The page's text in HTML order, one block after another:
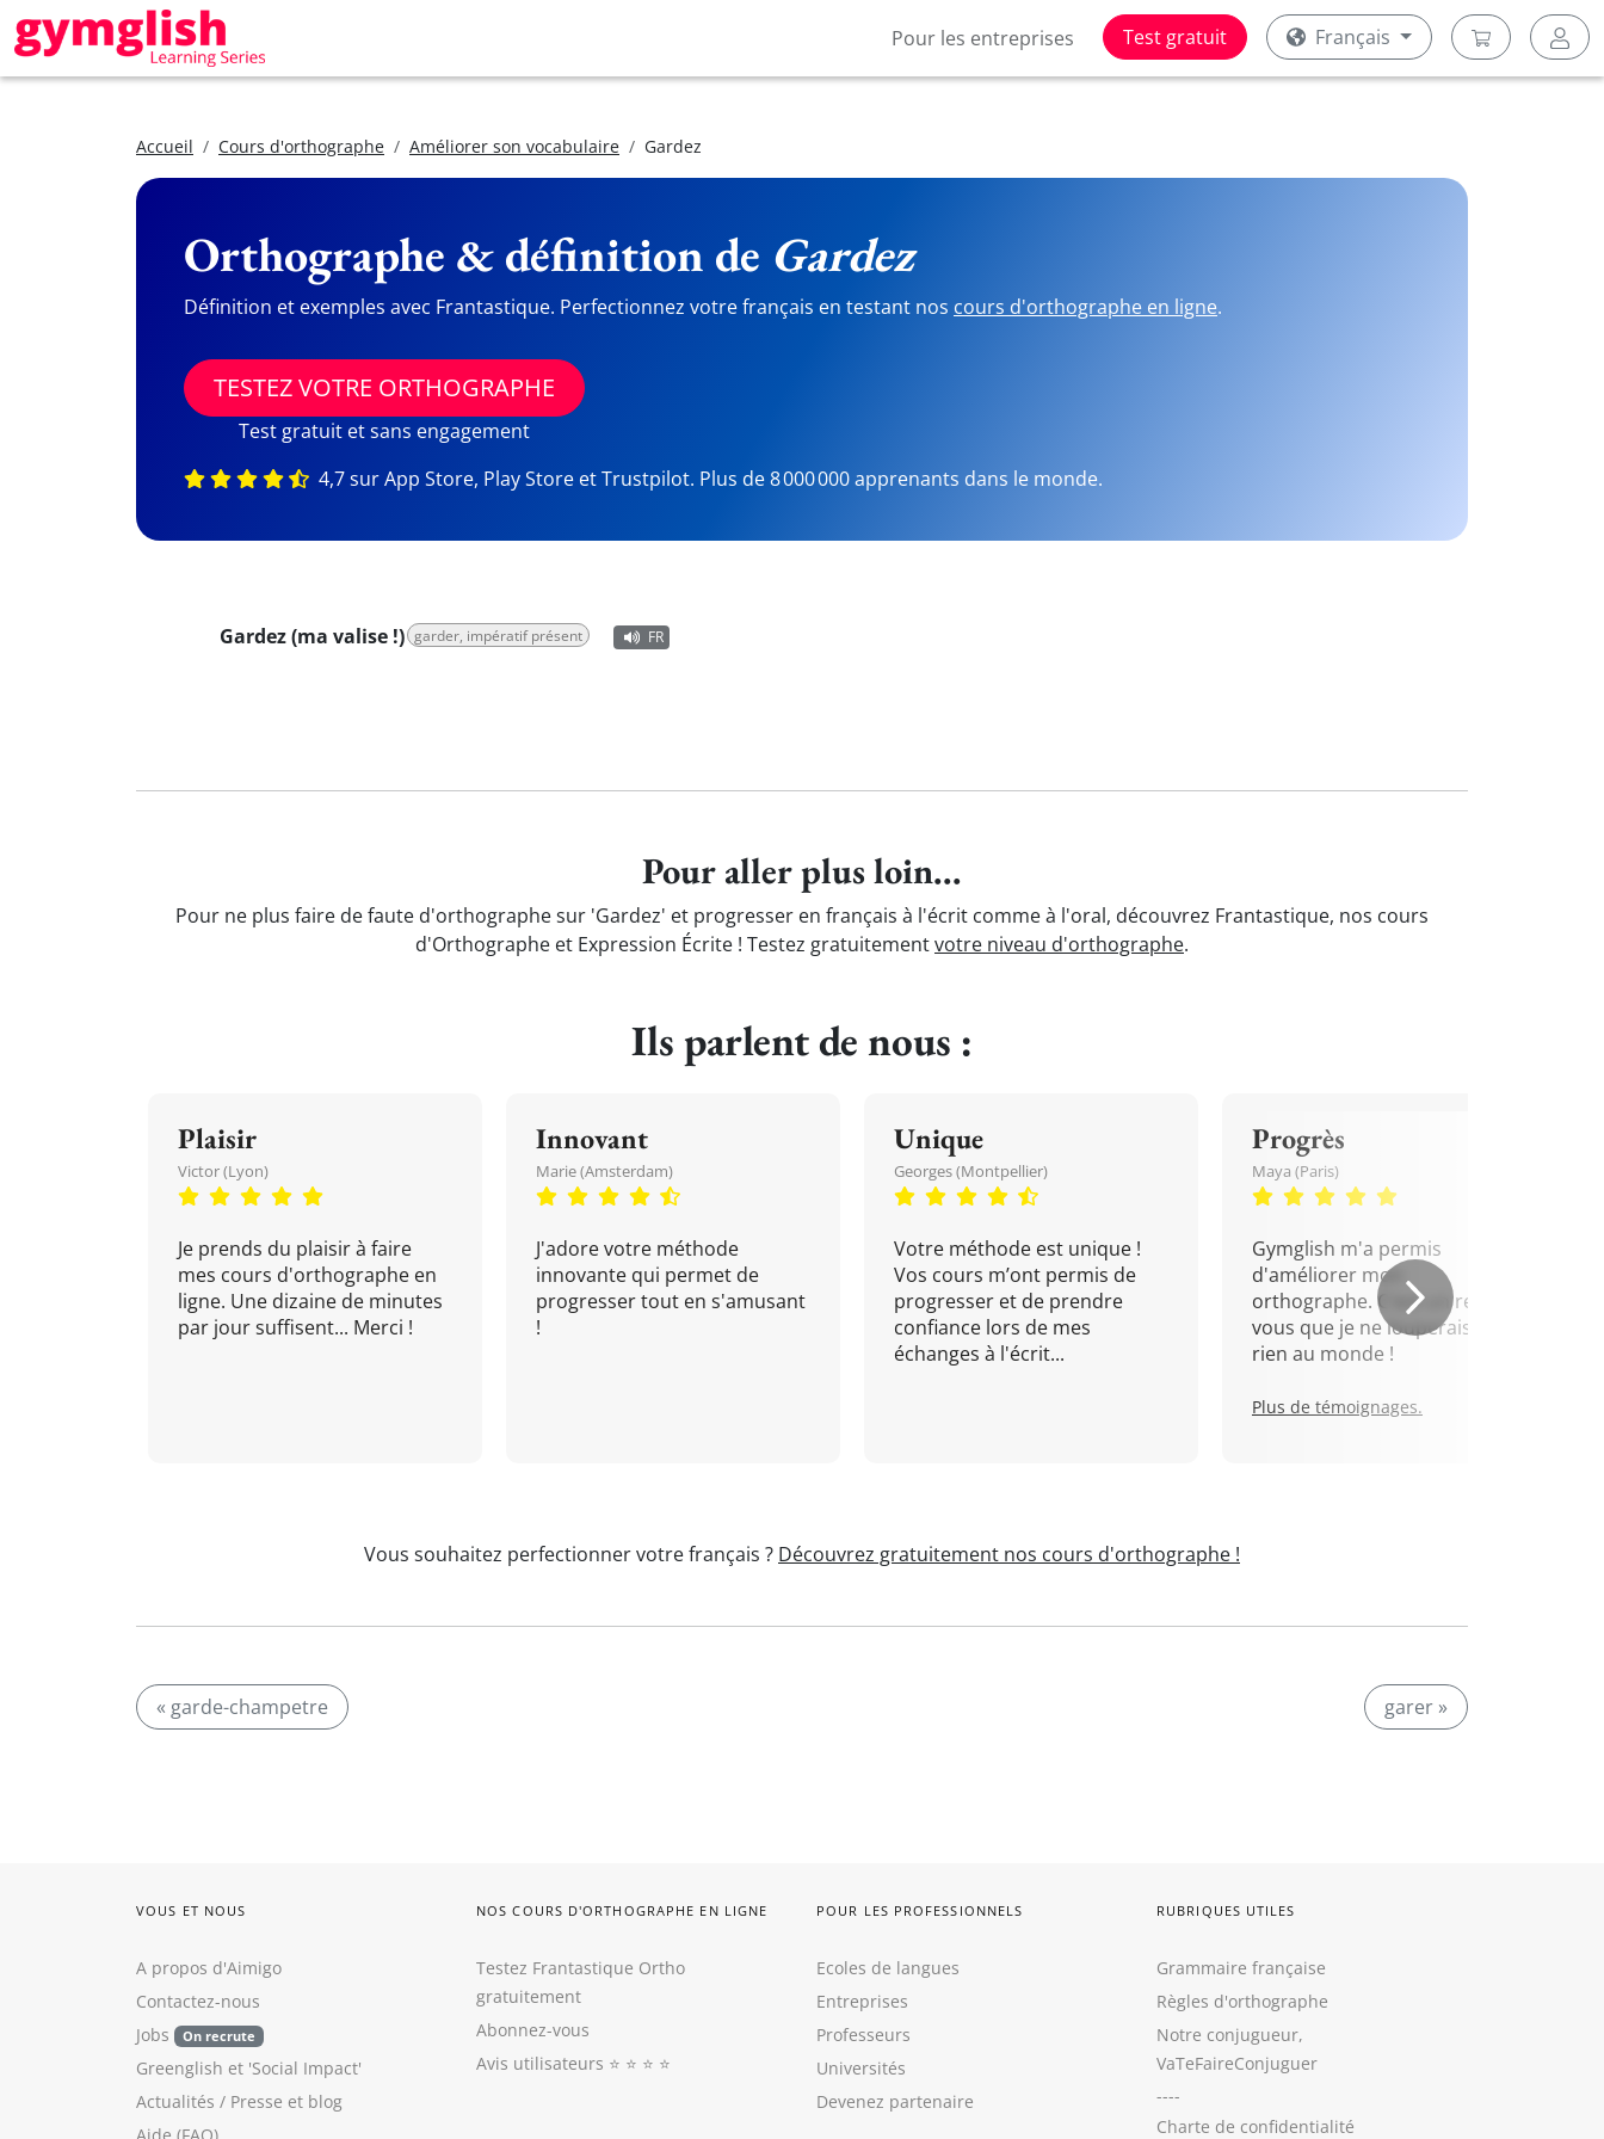
Pour les entreprises Test gratuit Français
Accueil Cours d'orthographe Améliorer son vocabulaire Gardez
Orthographe & définition de Gardez
Définition et exemples avec Frantastique. Perfectionnez votre français en testant nos cours d'orthographe en ligne.
TESTEZ VOTRE ORTHOGRAPHE
Test gratuit et sans engagement
4,7 sur App Store, Play Store et Trustpilot. Plus de 8 000 000 apprenants dans le monde.
Gardez (ma valise !) garder, impératif présent FR
Pour aller plus loin...
Pour ne plus faire de faute d'orthographe sur 'Gardez' et progresser en français à l'écrit comme à l'oral, découvrez Frantastique, nos cours
d'Orthographe et Expression Écrite ! Testez gratuitementvotre niveau d'orthographe.
Ils parlent de nous :
Plaisir
Victor (Lyon)
Je prends du plaisir à faire
mes cours d'orthographe en
ligne. Une dizaine de minutes
par jour suffisent... Merci !
Innovant
Marie (Amsterdam)
J'adore votre méthode
innovante qui permet de
progresser tout en s'amusant
!
Unique
Georges (Montpellier)
Votre méthode est unique !
Vos cours m’ont permis de
progresser et de prendre
confiance lors de mes
échanges à l'écrit...
Progrès
Maya (Paris)
Gymglish m'a permis
d'améliorer mon
orthographe. C'est un rendez-
vous que je ne louperais pour
rien au monde !
Plus de témoignages.
Vous souhaitez perfectionner votre français ? Découvrez gratuitement nos cours d'orthographe !
« garde-champetre garer »
VOUS ET NOUS
A propos d'Aimigo
Contactez-nous
Jobs
On recrute
Greenglish et 'Social Impact'
Actualités / Presse et blog
NOS COURS D'ORTHOGRAPHE EN LIGNE
Testez Frantastique Ortho
gratuitement
Abonnez-vous
Avis utilisateurs ⭐️ ⭐️ ⭐️ ⭐️
POUR LES PROFESSIONNELS
Ecoles de langues
Entreprises
Professeurs
Universités
Devenez partenaire
RUBRIQUES UTILES
Grammaire française
Règles d'orthographe
Notre conjugueur,
VaTeFaireConjuguer
----
Charte de confidentialité